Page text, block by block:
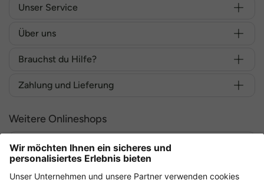
Unser Service
Über uns
Brauchst du Hilfe?
Zahlung und Lieferung
Weitere Onlineshops
Deutschland